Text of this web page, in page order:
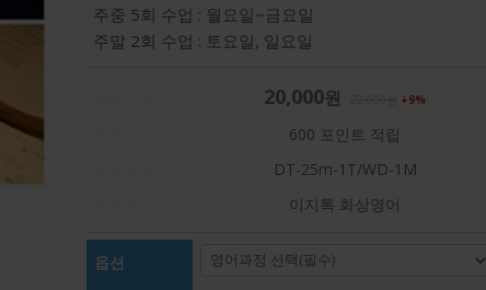
주중 5회 수업 : 월요일~금요일
주말 2회 수업 : 토요일, 일요일
20,000원 9%
600 포인트 적립
DT-25m-1T/WD-1M
이지톡 화상영어
옵션